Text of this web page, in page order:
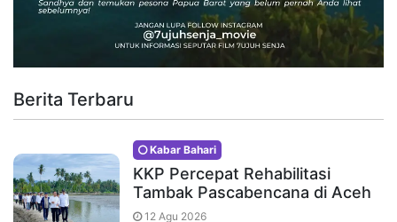
Berita Terbaru
Kabar Bahari
KKP Percepat Rehabilitasi
Tambak Pascabencana di Aceh
12 Agu 2026